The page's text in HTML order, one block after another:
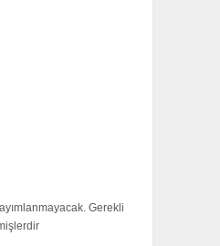
Gerekli